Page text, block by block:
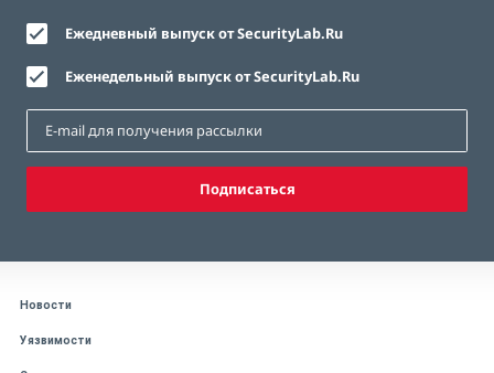
Ежедневный выпуск от SecurityLab.Ru
Еженедельный выпуск от SecurityLab.Ru
Подписаться
Новости
Уязвимости